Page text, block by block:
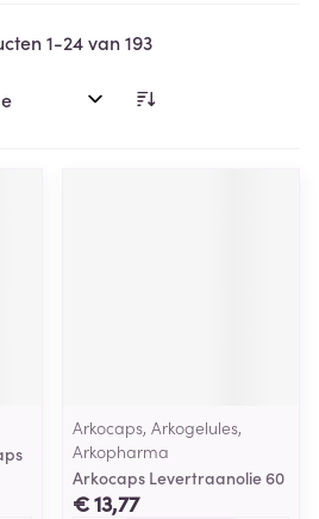
1-24van193
op:
Arkocaps, Arkogelules,
Arkopharma
Arkocaps Levertraanolie 60
€ 13,77